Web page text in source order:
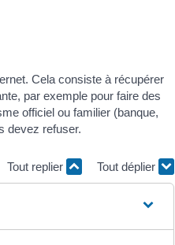
Cela consiste à récupérer
par exemple pour faire des
officiel ou familier (banque,
devez refuser.
Tout replier Tout déplier